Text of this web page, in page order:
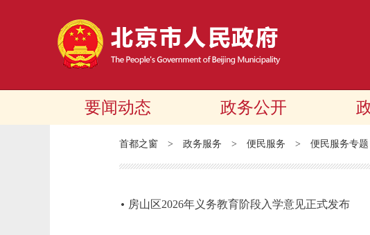
要闻动态 政务公开
首都之窗 > 政务服务 > 便民服务 > 便民服务专题
房山区2026年义务教育阶段入学意见正式发布